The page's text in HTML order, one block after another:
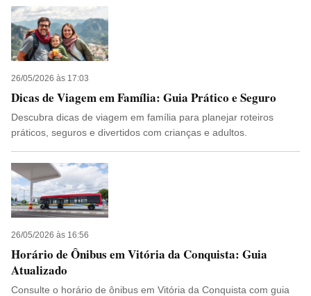
26/05/2026 às 17:03
Dicas de Viagem em Família: Guia Prático e Seguro
Descubra dicas de viagem em família para planejar roteiros
práticos, seguros e divertidos com crianças e adultos.
26/05/2026 às 16:56
Horário de Ônibus em Vitória da Conquista: Guia
Atualizado
Consulte o horário de ônibus em Vitória da Conquista com guia